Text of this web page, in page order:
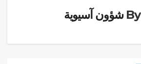
By شؤون آسيوية